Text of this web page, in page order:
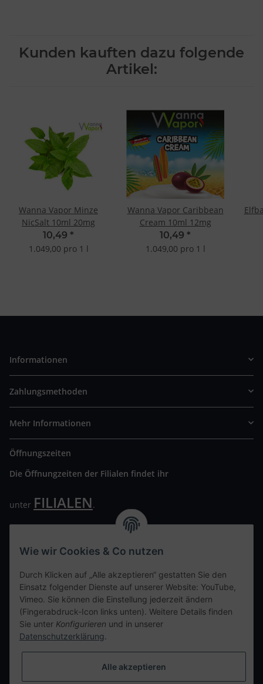
Kunden kauften dazu folgende
Artikel:
Wanna Vapor Minze
NicSalt 10ml 20mg
10,49 *
1.049,00 pro 1 l
Wanna Vapor Caribbean
Cream 10ml 12mg
10,49 *
1.049,00 pro 1 l
Informationen
Zahlungsmethoden
Mehr Informationen
Öffnungszeiten
Die Öffnungzeiten der Filialen findet ihr
unter FILIALEN.
Wir freuen uns auf Euren Besuch. Bitte beachtet die
Kontaktdaten
tweet
teilen
Wie wir Cookies & Co nutzen
Durch Klicken auf „Alle akzeptieren“ gestatten Sie den
Einsatz folgender Dienste auf unserer Website: YouTube,
Vimeo. Sie können die Einstellung jederzeit ändern
(Fingerabdruck-Icon links unten). Weitere Details finden
Sie unter Konfigurieren und in unserer
Datenschutzerklärung.
Alle akzeptieren